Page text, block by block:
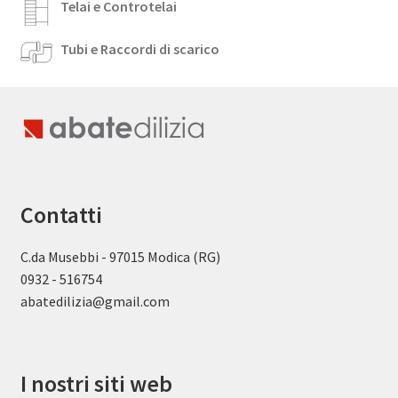
Telai e Controtelai
Tubi e Raccordi di scarico
Contatti
C.da Musebbi - 97015 Modica (RG)
0932 - 516754
abatedilizia@gmail.com
I nostri siti web